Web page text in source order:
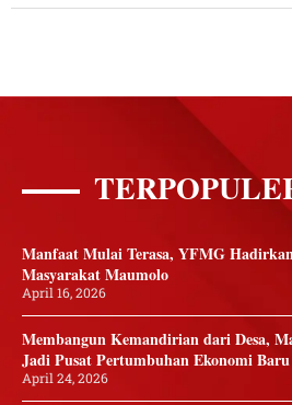
Manfaat Mulai Terasa, YFMG
Masyarakat Maumolo
April 16, 2026
Membangun Kemandirian dari Desa,
Jadi Pusat Pertumbuhan Ekonomi Baru
April 24, 2026